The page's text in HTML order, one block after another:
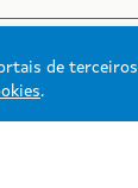
de terceiros
.